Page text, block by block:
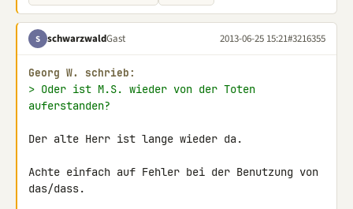
S schwarzwaldGast 2013-06-25 15:21#3216355
Georg W. schrieb:
> Oder ist M.S. wieder von der Toten
auferstanden?
Der alte Herr ist lange wieder da.
Achte einfach auf Fehler bei der Benutzung von
das/dass.